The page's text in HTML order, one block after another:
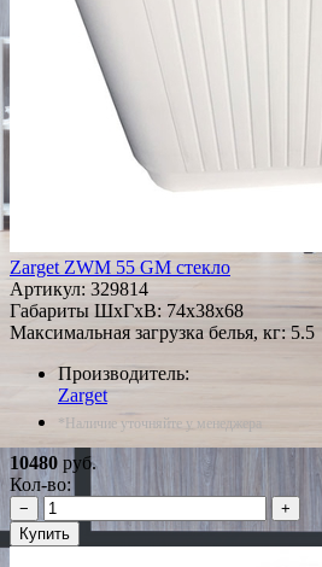
Zarget ZWM 55 GM стекло
Артикул: 329814
Габариты ШxГxВ: 74x38x68
Максимальная загрузка белья, кг: 5.5
Производитель:
Zarget
*Наличие уточняйте у менеджера
10480 руб.
Кол-во:
−
+
Купить